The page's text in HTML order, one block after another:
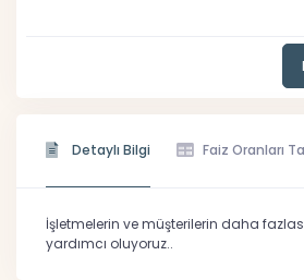
Detaylı Bilgi Faiz Oranları
İşletmelerin ve müşterilerin daha
yardımcı oluyoruz..